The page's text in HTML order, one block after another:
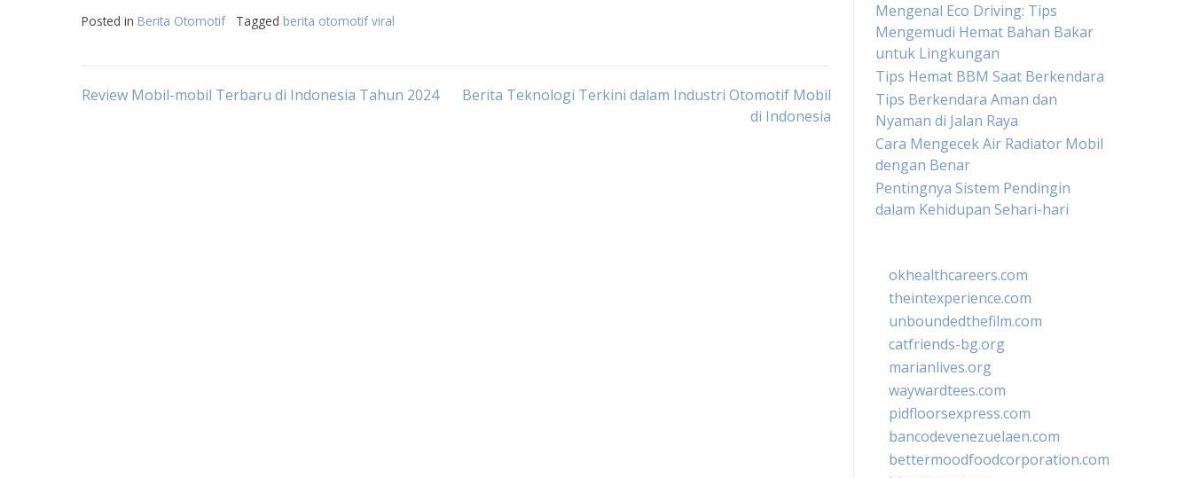
Posted in Berita Otomotif Tagged berita otomotif viral
Post
Review Mobil-mobil Terbaru di Indonesia Tahun 2024
Berita Teknologi Terkini dalam Industri Otomotif Mobil
di Indonesia
Mengenal Eco Driving: Tips
Mengemudi Hemat Bahan Bakar
untuk Lingkungan
Tips Hemat BBM Saat Berkendara
Tips Berkendara Aman dan
Nyaman di Jalan Raya
Cara Mengecek Air Radiator Mobil
dengan Benar
Pentingnya Sistem Pendingin
dalam Kehidupan Sehari-hari
okhealthcareers.com
theintexperience.com
unboundedthefilm.com
catfriends-bg.org
marianlives.org
waywardtees.com
pidfloorsexpress.com
bancodevenezuelaen.com
bettermoodfoodcorporation.com